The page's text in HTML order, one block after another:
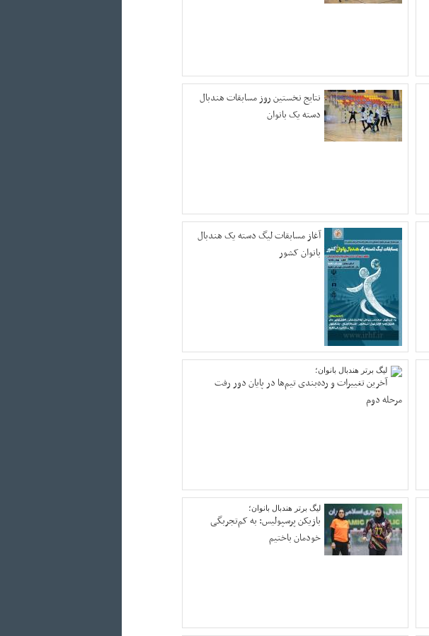
نتایج نخستین روز مسابقات هندبال
دسته یک بانوان
آغاز مسابقات لیگ دسته یک هندبال
بانوان کشور
لیگ برتر هندبال بانوان؛
آخرین تغییرات و رده‌بندی تیم‌ها در پایان دور رفت
مرحله دوم
لیگ برتر هندبال بانوان؛
بازیکن پرسپولیس: به کم‌تجربگی
خودمان باختیم